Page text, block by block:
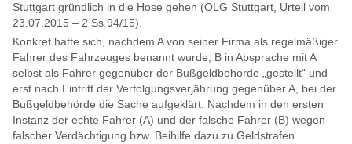
Stuttgart gründlich in die Hose gehen (OLG Stuttgart, Urteil vom
23.07.2015 – 2 Ss 94/15).
Konkret hatte sich, nachdem A von seiner Firma als regelmäßiger
Fahrer des Fahrzeuges benannt wurde, B in Absprache mit A
selbst als Fahrer gegenüber der Bußgeldbehörde „gestellt“ und
erst nach Eintritt der Verfolgungsverjährung gegenüber A, bei der
Bußgeldbehörde die Sache aufgeklärt. Nachdem in den ersten
Instanz der echte Fahrer (A) und der falsche Fahrer (B) wegen
falscher Verdächtigung bzw. Beihilfe dazu zu Geldstrafen